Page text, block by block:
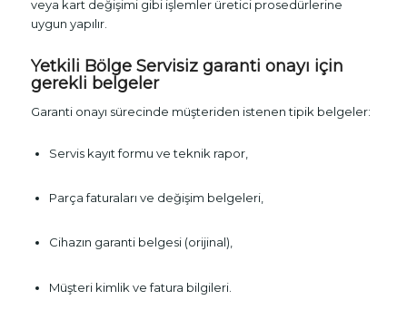
veya kart değişimi gibi işlemler üretici prosedürlerine
uygun yapılır.
Yetkili Bölge Servisiz garanti onayı için
gerekli belgeler
Garanti onayı sürecinde müşteriden istenen tipik belgeler:
Servis kayıt formu ve teknik rapor,
Parça faturaları ve değişim belgeleri,
Cihazın garanti belgesi (orijinal),
Müşteri kimlik ve fatura bilgileri.